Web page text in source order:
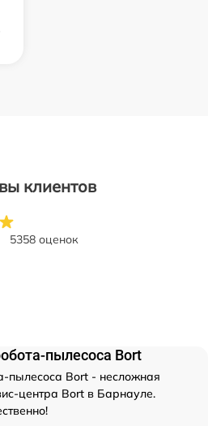
клиентов
5358 оценок
пылесоса Bort
пылесоса Bort - несложная
центра Bort в Барнауле.